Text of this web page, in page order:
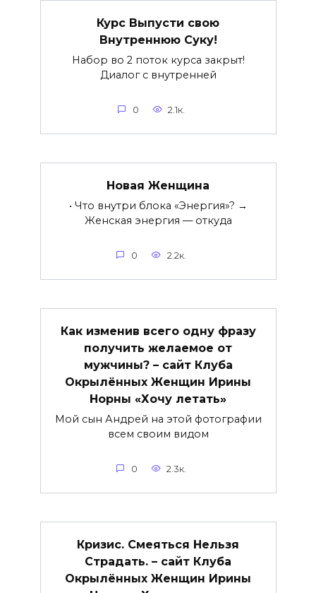
Курс Выпусти свою
Внутреннюю Суку!
Набор во 2 поток курса закрыт!
Диалог с внутренней
0 2.1к.
Новая Женщина
• Что внутри блока «Энергия»? →
Женская энергия — откуда
0 2.2к.
Как изменив всего одну фразу
получить желаемое от
мужчины? – сайт Клуба
Окрылённых Женщин Ирины
Норны «Хочу летать»
Мой сын Андрей на этой фотографии
всем своим видом
0 2.3к.
Кризис. Смеяться Нельзя
Страдать. – сайт Клуба
Окрылённых Женщин Ирины